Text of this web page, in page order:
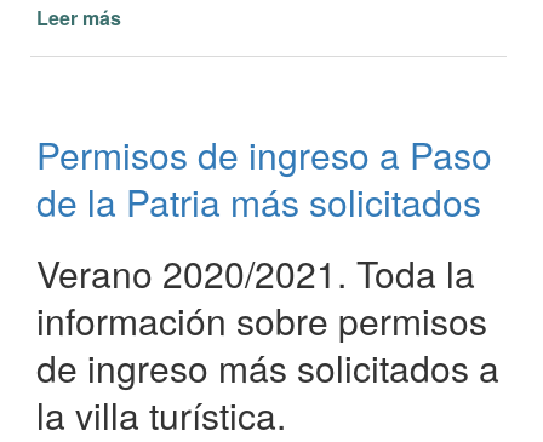
Leer más
Virgen
de
Itatí
Paso
de
la
Patria
Permisos de ingreso a Paso
de la Patria más solicitados
Verano 2020/2021. Toda la
información sobre permisos
de ingreso más solicitados a
la villa turística.